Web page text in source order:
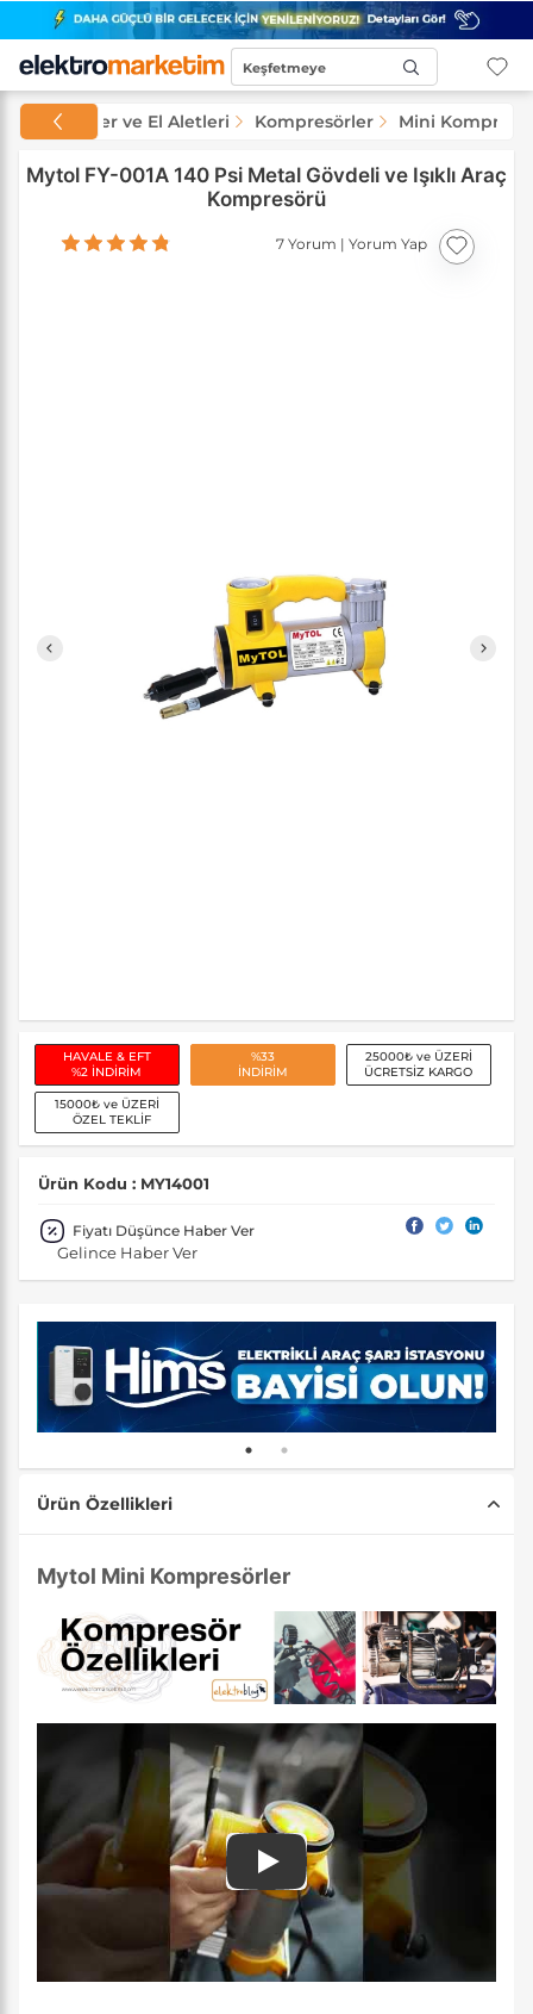
Keşfetmeye
Makineler ve El Aletleri Kompresörler Mini
Mytol FY-001A 140 Psi Metal Gövdeli ve Işıklı Araç
Kompresörü
7 Yorum |Yorum Yap
HAVALE & EFT
%2 İNDİRİM
%33
İNDİRİM
25000₺ ve ÜZERİ
ÜCRETSİZ KARGO
15000₺ ve ÜZERİ
ÖZEL TEKLİF
Ürün Kodu : MY14001
Fiyatı Düşünce Haber Ver
Gelince Haber Ver
Ürün Özellikleri
Mytol Mini Kompresörler
Play